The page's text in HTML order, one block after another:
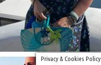
Privacy & Cookies Policy